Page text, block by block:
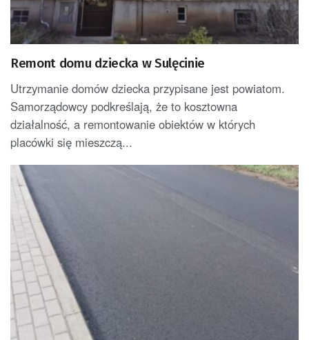
Remont domu dziecka w Sulęcinie
Utrzymanie domów dziecka przypisane jest powiatom.
Samorządowcy podkreślają, że to kosztowna
działalność, a remontowanie obiektów w których
placówki się mieszczą...